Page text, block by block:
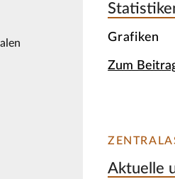
Grafiken
Zum
Aktuelle